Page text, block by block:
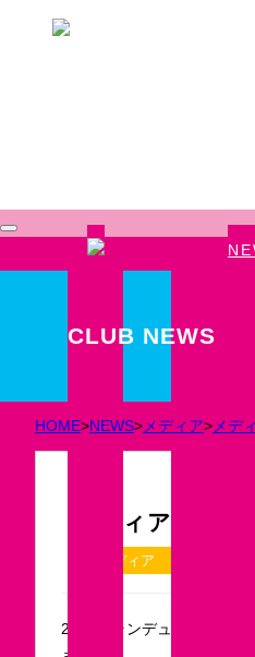
CLUB NEWS
HOME>NEWS> メディア> メデ
メディア掲載の
メディア
2022ブランデュー弘前FC